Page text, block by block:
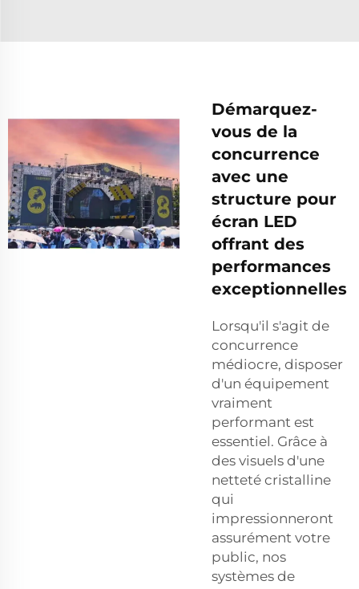
Démarquez-
vous de la
concurrence
avec une
structure pour
écran LED
offrant des
performances
exceptionnelles
Lorsqu'il s'agit de
concurrence
médiocre, disposer
d'un équipement
vraiment
performant est
essentiel. Grâce à
des visuels d'une
netteté cristalline
qui
impressionneront
assurément votre
public, nos
systèmes de